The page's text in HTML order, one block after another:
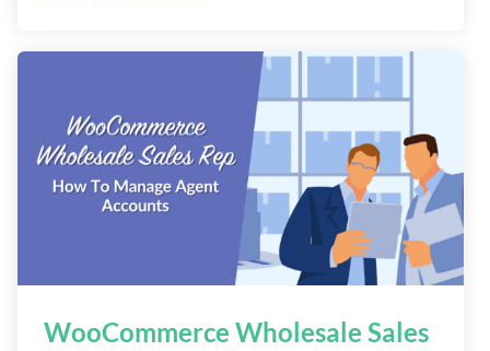
WooCommerce Wholesale Sales